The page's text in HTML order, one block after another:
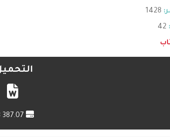
1428